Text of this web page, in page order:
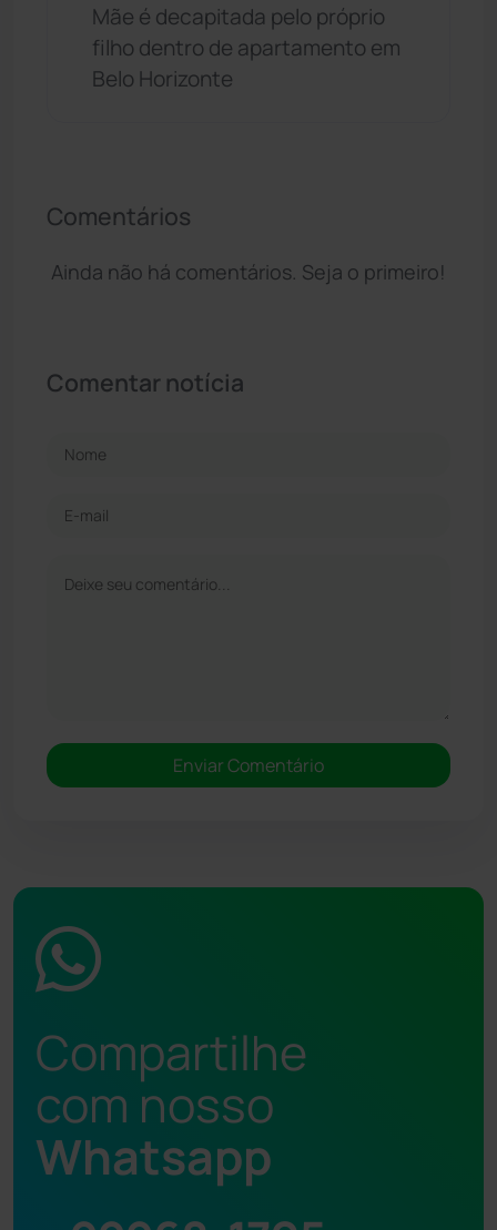
Mãe é decapitada pelo próprio
filho dentro de apartamento em
Belo Horizonte
Comentários
Ainda não há comentários. Seja o primeiro!
Comentar notícia
Compartilhe
com nosso
Whatsapp